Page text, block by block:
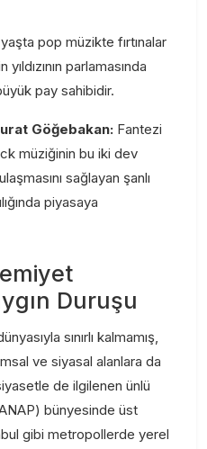
pop müzikte fırtınalar
parlamasında
pay sahibidir.
Göğebakan: Fantezi
müziğinin bu iki dev
sağlayan şanlı
piyasaya
Duruşu
sınırlı kalmamış,
ve siyasal alanlara da
de ilgilenen ünlü
bünyesinde üst
gibi metropollerde yerel